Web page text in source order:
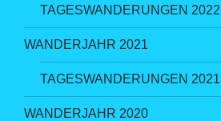
TAGESWANDERUNGEN 2022
WANDERJAHR 2021
TAGESWANDERUNGEN 2021
WANDERJAHR 2020